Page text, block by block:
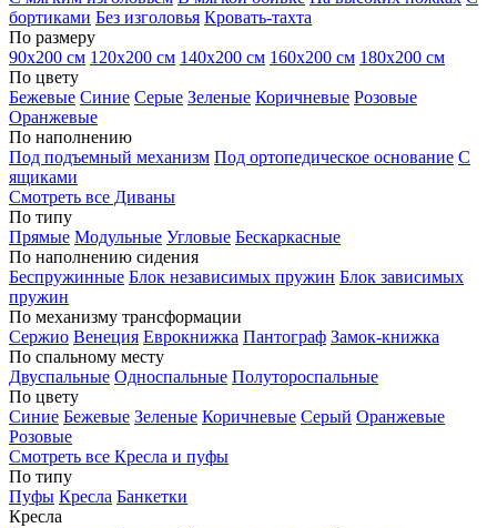
бортиками Без изголовья Кровать-тахта
По размеру
90х200 см 120х200 см 140х200 см 160х200 см 180х200 см
По цвету
Бежевые Синие Серые Зеленые Коричневые Розовые
Оранжевые
По наполнению
Под подъемный механизм Под ортопедическое основание С
ящиками
Смотреть все Диваны
По типу
Прямые Модульные Угловые Бескаркасные
По наполнению сидения
Беспружинные Блок независимых пружин Блок зависимых
пружин
По механизму трансформации
Сержио Венеция Еврокнижка Пантограф Замок-книжка
По спальному месту
Двуспальные Односпальные Полутороспальные
По цвету
Синие Бежевые Зеленые Коричневые Серый Оранжевые
Розовые
Смотреть все Кресла и пуфы
По типу
Пуфы Кресла Банкетки
Кресла